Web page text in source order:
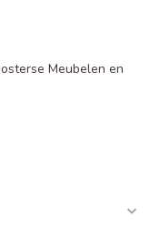
Meubelen en